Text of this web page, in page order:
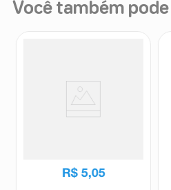
Você também
R$ 5,05